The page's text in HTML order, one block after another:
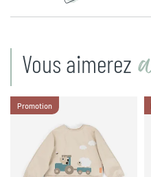
Vous aimerez
Promotion